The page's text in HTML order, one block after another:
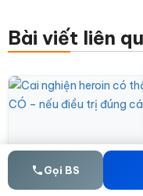
Bài viết liên
Gọi BS